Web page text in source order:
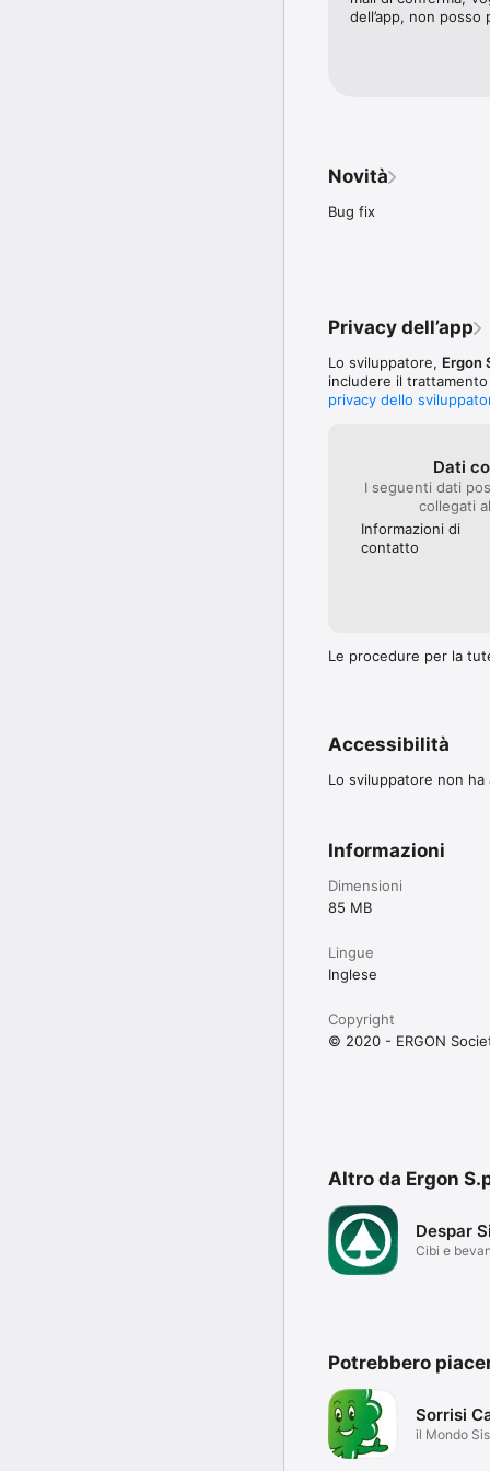
dell’app, non posso
Novità
Bug fix
Privacy dell’app
Lo sviluppatore, Ergon
includere il
privacy dello
Dati
I seguenti dati
collegati
Informazioni di
contatto
Le procedure per la
Accessibilità
Lo sviluppatore non ha
Informazioni
Dimensioni
85 MB
Lingue
Inglese
Copyright
© 2020 - ERGON
Altro da Ergon
Despar
Cibi e
Potrebbero
Sorrisi
il Mondo